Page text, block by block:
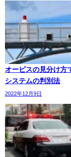
オービスの見分け方
システムの判別法
2022年12月9日